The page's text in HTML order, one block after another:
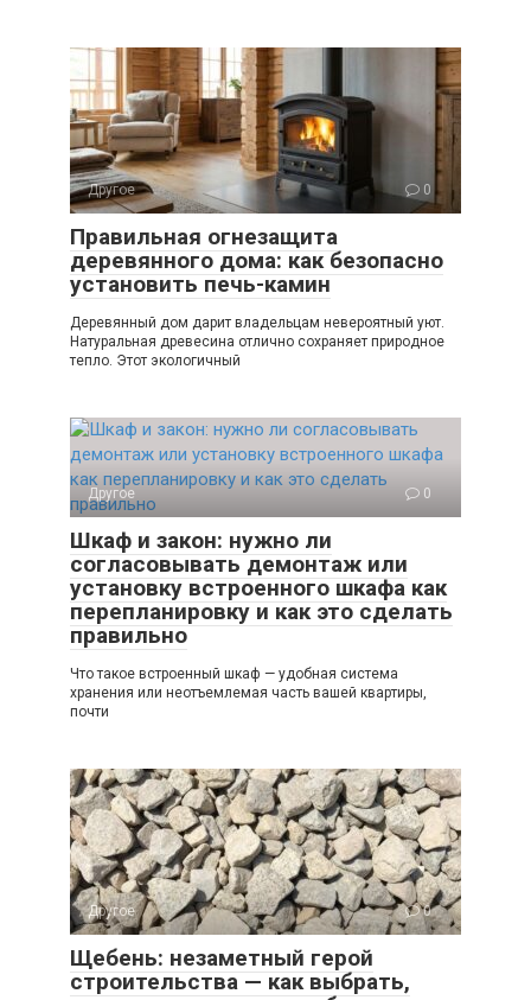
Другое 0
Правильная огнезащита
деревянного дома: как безопасно
установить печь-камин
Деревянный дом дарит владельцам невероятный уют.
Натуральная древесина отлично сохраняет природное
тепло. Этот экологичный
Другое 0
Шкаф и закон: нужно ли
согласовывать демонтаж или
установку встроенного шкафа как
перепланировку и как это сделать
правильно
Что такое встроенный шкаф — удобная система
хранения или неотъемлемая часть вашей квартиры,
почти
Другое 0
Щебень: незаметный герой
строительства — как выбрать,